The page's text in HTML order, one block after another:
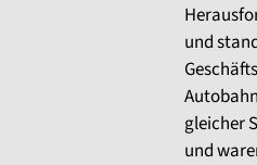
und
gleicher
und